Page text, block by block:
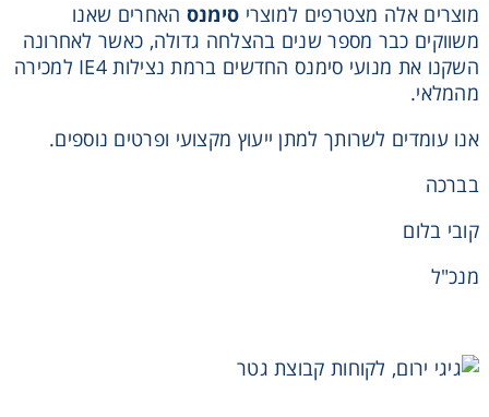
מוצרים אלה מצטרפים למוצרי סימנס האחרים שאנו
משווקים כבר מספר שנים בהצלחה גדולה, כאשר לאחרונה
השקנו את מנועי סימנס החדשים ברמת נצילות IE4 למכירה
מהמלאי.
אנו עומדים לשרותך למתן ייעוץ מקצועי ופרטים נוספים.
בברכה
קובי בלום
מנכ"ל